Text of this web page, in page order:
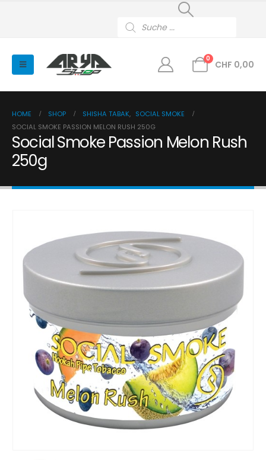
search
0
CHF 0,00
HOME SHOP SHISHA TABAK, SOCIAL SMOKE
SOCIAL SMOKE PASSION MELON RUSH 250G
Social Smoke Passion Melon Rush
250g